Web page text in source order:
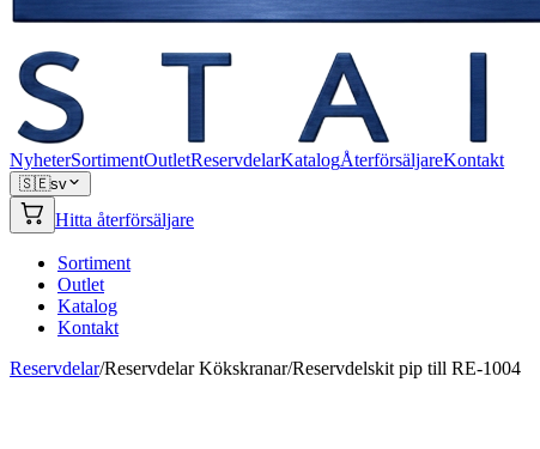
NyheterSortimentOutletReservdelarKatalogÅterförsäljareKontakt
🇸🇪sv
Hitta återförsäljare
Sortiment
Outlet
Katalog
Kontakt
Reservdelar/Reservdelar Kökskranar/Reservdelskit pip till RE-1004